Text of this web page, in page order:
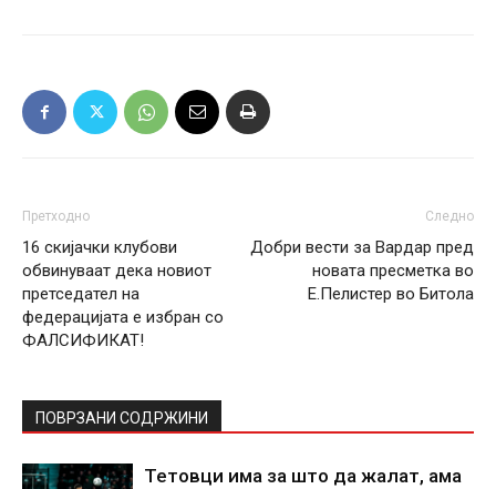
Претходно
16 скијачки клубови
обвинуваат дека новиот
претседател на
федерацијата е избран со
ФАЛСИФИКАТ!
Следно
Добри вести за Вардар пред
новата пресметка во
Е.Пелистер во Битола
ПОВРЗАНИ СОДРЖИНИ
Тетовци има за што да жалат, ама